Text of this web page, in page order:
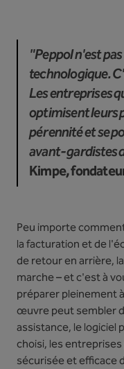
"Peppol n'est
technologique.
Les entreprises
optimisent leurs
pérennité et se
avant-gardistes
Kimpe,
Peu importe
la facturation et de
de retour en arrière,
marche – et c'est à
préparer pleinement
œuvre peut sembler
assistance, le logiciel
choisi, les
sécurisée et efficace